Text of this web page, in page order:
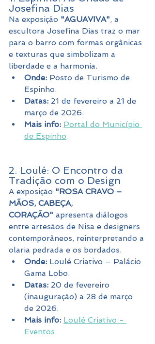
Josefina Dias
Na exposição "AGUAVIVA", a
escultora Josefina Dias traz o mar
para o barro com formas orgânicas
e texturas que simbolizam a
liberdade e a harmonia.
Onde: Posto de Turismo de
Espinho.
Datas: 21 de fevereiro a 21 de
março de 2026.
Mais info: Portal do Município
de Espinho
2. Loulé: O Encontro da
Tradição com o Design
A exposição "ROSA CRAVO –
MÃOS, CABEÇA,
CORAÇÃO" apresenta diálogos
entre artesãos de Nisa e designers
contemporâneos, reinterpretando a
olaria pedrada e os bordados.
Onde: Loulé Criativo – Palácio
Gama Lobo.
Datas: 20 de fevereiro
(inauguração) a 28 de março
de 2026.
Mais info: Loulé Criativo -
Eventos